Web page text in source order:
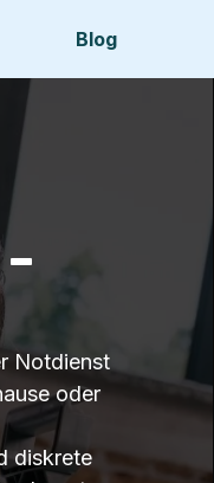
Blog
Notdienst
oder
diskrete